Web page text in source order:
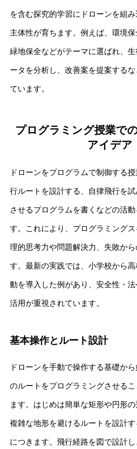
を含む探究的学習にドローンを組
主体性が育ちます。例えば、環境
緑地保全などがテーマに選ばれ、
ータを分析し、改善案を提案する
ています。
プログラミング授業で
アイデア
ドローンをプログラムで制御する
行ルートを設計する、自律飛行を
させるプログラムを書くなどの活
す。これにより、プログラミング
理的思考力や問題解決力、失敗から
す。最新の実践では、小学校から
動を導入した例があり、安全性・
活用が重視されています。
基本操作とルート設計
ドローンを手動で操作する基礎か
のルートをプログラミングさせる
ます。はじめは簡単な矩形や円形
複雑な地形を避けるルートを設計
につきます。飛行経路を図で設計